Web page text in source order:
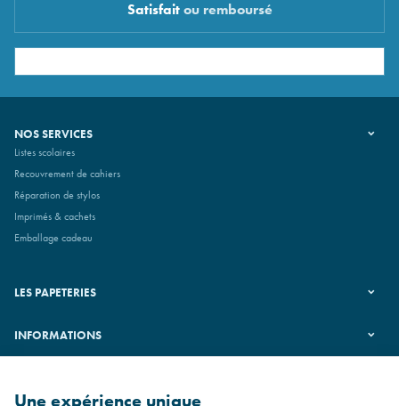
Satisfaitou remboursé
NOS SERVICES
Listes scolaires
Recouvrement de cahiers
Réparation de stylos
Imprimés & cachets
Emballage cadeau
LES PAPETERIES
INFORMATIONS
Une expérience unique